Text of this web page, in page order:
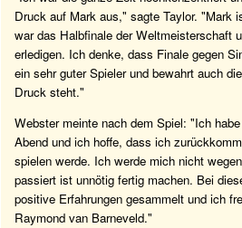
Druck auf Mark aus," sagte Taylor. "Mark
war das Halbfinale der Weltmeisterschaft
erledigen. Ich denke, dass Finale gegen
ein sehr guter Spieler und bewahrt auch
Druck steht."
Webster meinte nach dem Spiel: "Ich
Abend und ich hoffe, dass ich
spielen werde. Ich werde mich nicht
passiert ist unnötig fertig machen. Bei
positive Erfahrungen gesammelt und ich
Raymond van Barneveld."